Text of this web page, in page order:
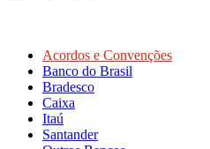
Acordos e Convenções
Banco do Brasil
Bradesco
Caixa
Itaú
Santander